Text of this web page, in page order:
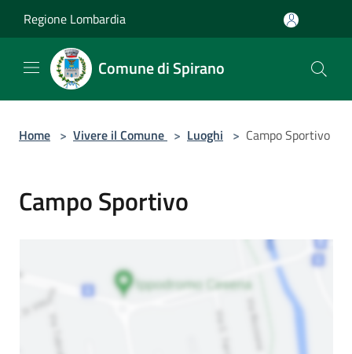
Regione Lombardia
Comune di Spirano
Home > Vivere il Comune > Luoghi > Campo Sportivo
Campo Sportivo